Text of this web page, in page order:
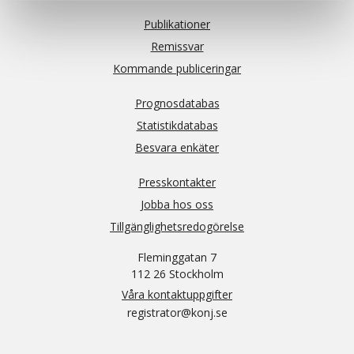
Publikationer
Remissvar
Kommande publiceringar
Prognosdatabas
Statistikdatabas
Besvara enkäter
Presskontakter
Jobba hos oss
Tillgänglighetsredogörelse
Fleminggatan 7
112 26 Stockholm
Våra kontaktuppgifter
registrator@konj.se